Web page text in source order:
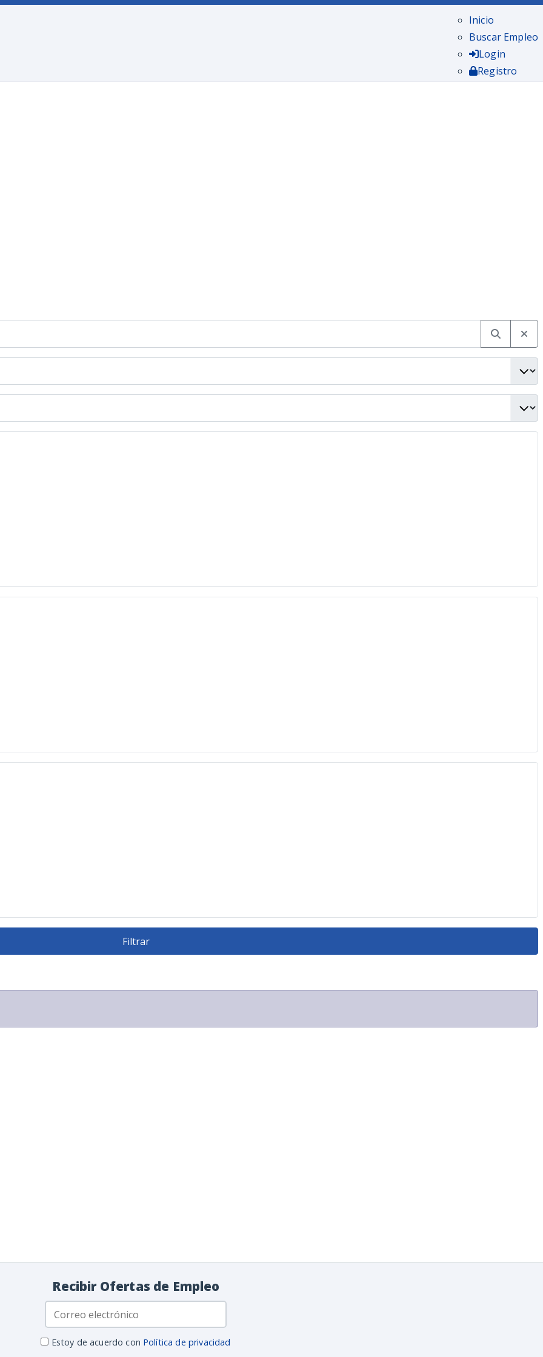
Inicio
Buscar Empleo
Login
Registro
Recibir Ofertas de Empleo
Estoy de acuerdo con Política de privacidad